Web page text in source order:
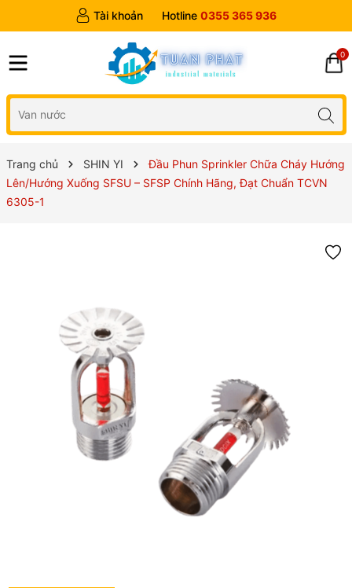
Tài khoản Hotline 0355 365 936
0
Trang chủ SHIN YI
Đầu Phun Sprinkler Chữa Cháy Hướng
Lên/Hướng Xuống SFSU – SFSP Chính Hãng, Đạt Chuẩn TCVN
6305-1